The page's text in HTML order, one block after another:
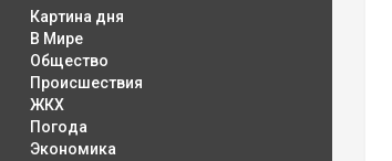
Картина дня
В Мире
Общество
Происшествия
ЖКХ
Погода
Экономика